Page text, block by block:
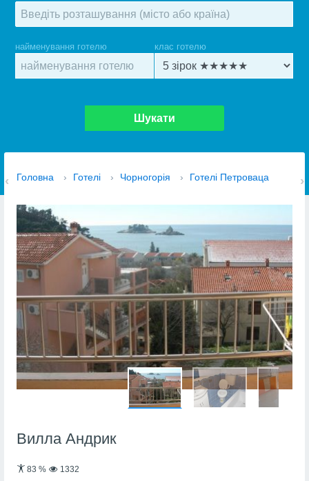
найменування готелю клас готелю
Шукати
Головна › Готелі › Чорногорія › Готелі Петроваца
Вилла Андрик
83 % 1332